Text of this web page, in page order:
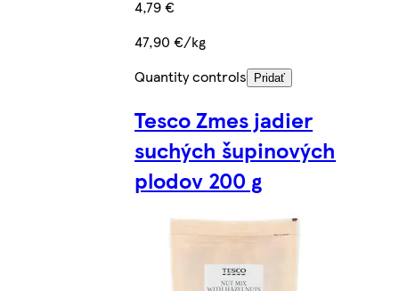
4,79 €
47,90 €/kg
Quantity controls Pridať
Tesco Zmes jadier
suchých šupinových
plodov 200 g